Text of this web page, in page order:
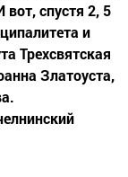
спустя 2, 5
и
Трехсвятская
Златоуста,